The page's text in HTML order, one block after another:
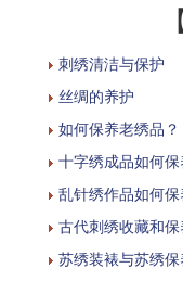
刺绣清洁与保护
丝绸的养护
如何保养老绣品？
十字绣成品如何
乱针绣作品如何
古代刺绣收藏和
苏绣装裱与苏绣